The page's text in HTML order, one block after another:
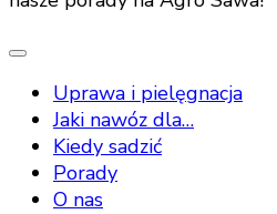
Uprawa i pielęgnacja
Jaki nawóz dla…
Kiedy sadzić
Porady
O nas